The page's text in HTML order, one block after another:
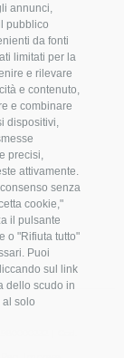
annunci,
pubblico
da fonti
limitati per la
e rilevare
e contenuto,
e combinare
dispositivi,
precisi,
attivamente.
senza
cookie,"
il pulsante
o "Rifiuta tutto"
Puoi
sul link
dello scudo in
al solo